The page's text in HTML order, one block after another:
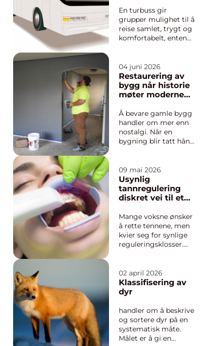
gatebildet og å bli et
naturlig blikk...
En turbuss gir
grupper mulighet til å
reise samlet, trygt og
komfortabelt, enten
reiser på tvers av
fylker. Stadig flere
skoler, bedrifter og
private velger buss
fly. Årsakene er en
komb...
04 juni 2026
Restaurering av
bygg når historie
møter moderne
Å bevare gamle bygg
handler om mer enn
nostalgi. Når en
bygning blir tatt hånd
man både kulturarv,
identitet og
bærekraftig
ressursbruk. I stedet
nytt, kan man
gjenbruke store deler
av konstruksjone...
09 mai 2026
Usynlig
tannregulering
diskret vei til et
Mange voksne ønsker
å rette tennene, men
kvier seg for synlige
reguleringsklosser.
derfor blitt et
attraktivt alternativ.
Løsningen gir
forbedre både bitt og
smil på en måte som
knapt merkes av
omgivelsene, s...
02 april 2026
Klassifisering av
dyr
handler om å beskrive
og sortere dyr på en
systematisk måte.
Målet er å gi en